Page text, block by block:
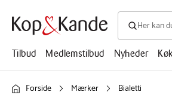
Søg efter
Søg
efter
artikler,
Tilbud
Medlemstilbud Nyheder
Forside Mærker Bialetti